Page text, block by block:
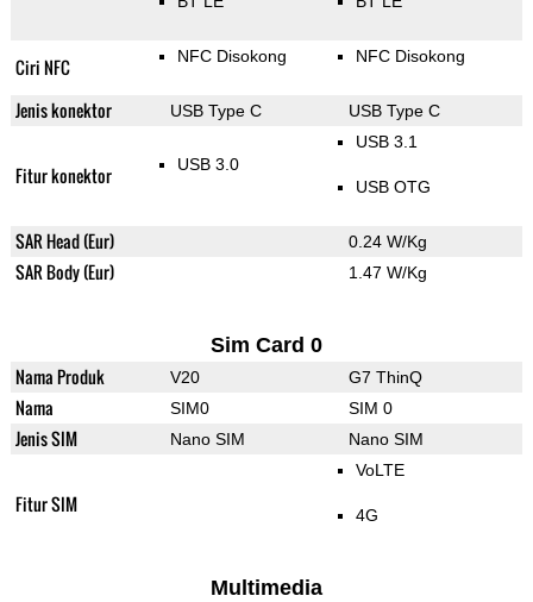
Ciri NFC NFC Disokong NFC Disokong
Jenis konektor USB Type C USB Type C
Fitur konektor USB 3.0
USB 3.1
USB OTG
SAR Head (Eur) 0.24 W/Kg
SAR Body (Eur) 1.47 W/Kg
Sim Card 0
Nama Produk V20 G7 ThinQ
Nama SIM0 SIM 0
Jenis SIM Nano SIM Nano SIM
Fitur SIM
VoLTE
4G
Multimedia